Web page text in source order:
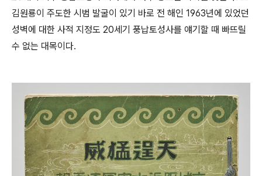
김원룡이 주도한 시범 발굴이 있기 바로 전 해인 1963년에 있었던
성벽에 대한 사적 지정도 20세기 풍납토성사를 얘기할 때 빠뜨릴
수 없는 대목이다.